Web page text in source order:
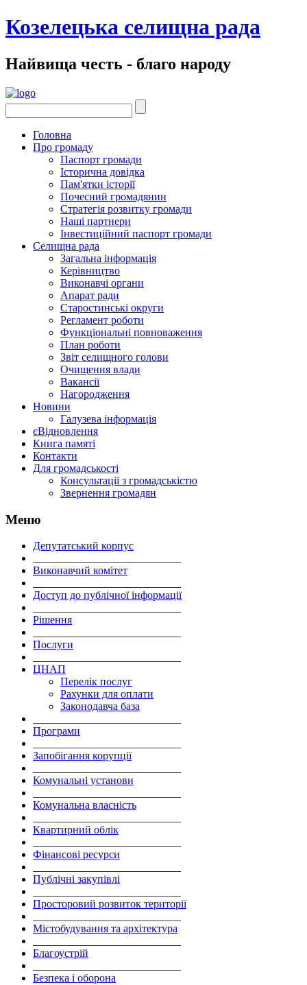
Козелецька селищна рада
Найвища честь - благо народу
Головна
Про громаду
Паспорт громади
Історична довідка
Пам'ятки історії
Почесний громадянин
Стратегія розвитку громади
Наші партнери
Інвестиційний паспорт громади
Селищна рада
Загальна інформація
Керівництво
Виконавчі органи
Апарат ради
Старостинські округи
Регламент роботи
Функціональні повноваження
План роботи
Звіт селищного голови
Очищення влади
Вакансії
Нагородження
Новини
Галузева інформація
єВідновлення
Книга памяті
Контакти
Для громадськості
Консультації з громадськістю
Звернення громадян
Меню
Депутатський корпус
Виконавчий комітет
Доступ до публічної інформації
Рішення
Послуги
ЦНАП
Перелік послуг
Рахунки для оплати
Законодавча база
Програми
Запобігання корупції
Комунальні установи
Комунальна власність
Квартирний облік
Фінансові ресурси
Публічні закупівлі
Просторовий розвиток території
Містобудування та архітектура
Благоустрій
Безпека і оборона